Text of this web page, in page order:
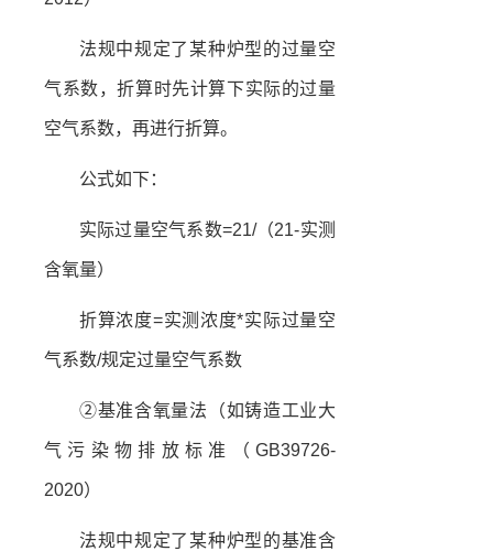
法规中规定了某种炉型的过量空
气系数，折算时先计算下实际的过量
空气系数，再进行折算。
公式如下：
实际过量空气系数=21/（21-实测
含氧量）
折算浓度=实测浓度*实际过量空
气系数/规定过量空气系数
②基准含氧量法（如铸造工业大
气污染物排放标准（GB39726-
2020）
法规中规定了某种炉型的基准含